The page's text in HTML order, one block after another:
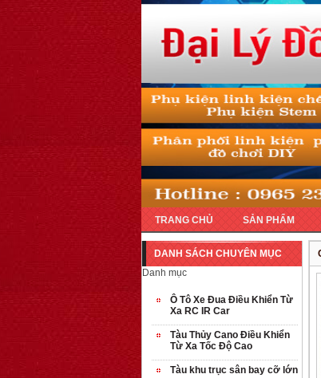
TRANG CHỦ SẢN PHẨM
DANH SÁCH CHUYÊN MỤC
Danh mục
Ô Tô Xe Đua Điều Khiển Từ
Xa RC IR Car
Tàu Thủy Cano Điều Khiển
Từ Xa Tốc Độ Cao
Tàu khu trục sân bay cỡ lớn